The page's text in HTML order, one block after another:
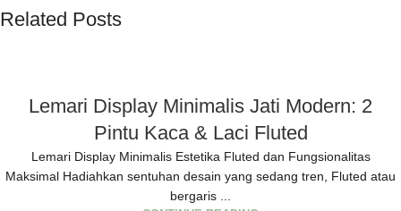
Related Posts
Lemari Display Minimalis Jati Modern: 2
Pintu Kaca & Laci Fluted
Lemari Display Minimalis Estetika Fluted dan Fungsionalitas
Maksimal Hadiahkan sentuhan desain yang sedang tren, Fluted atau
bergaris ...